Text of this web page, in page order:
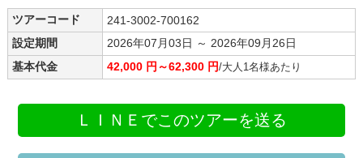
ツアーコード
241-3002-700162
設定期間
2026年07月03日 ～ 2026年09月26日
基本代金
42,000 円～62,300 円/大人1名様あたり
ＬＩＮＥでこのツアーを送る